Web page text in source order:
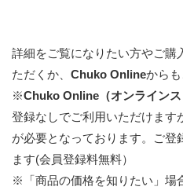
詳細をご覧になりたい方やご購
ただくか、 Chuko Onlineからも
※Chuko Online（オンラインス
登録なしでご利用いただけます
が必要となっております。
ご登
ます(会員登録料無料）
※「商品の価格を知りたい」場